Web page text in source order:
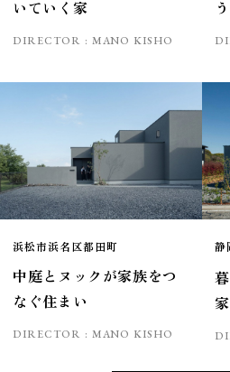
いていく家
DIRECTOR : MANO KISHO
浜松市浜名区都田町
中庭とヌックが家族をつ
なぐ住まい
DIRECTOR : MANO KISHO
静
家